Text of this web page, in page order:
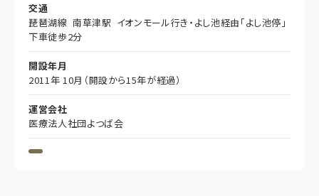
交通
琵琶湖線 南草津駅 イオンモール行き・よし池経由「よし池停」
下車徒歩2分
開設年月
2011年 10月（開設から15年が経過）
運営会社
医療法人社団よつば会